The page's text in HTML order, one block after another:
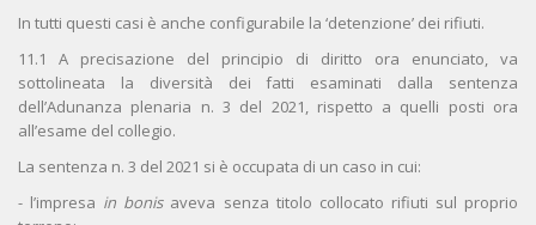
In tutti questi casi è anche configurabile la ‘detenzione’ dei rifiuti.
11.1 A precisazione del principio di diritto ora enunciato, va
sottolineata la diversità dei fatti esaminati dalla sentenza
dell’Adunanza plenaria n. 3 del 2021, rispetto a quelli posti ora
all’esame del collegio.
La sentenza n. 3 del 2021 si è occupata di un caso in cui:
- l’impresa in bonisaveva senza titolo collocato rifiuti sul proprio